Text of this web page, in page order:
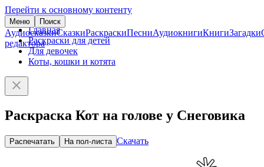
Перейти к основному контенту
Меню Поиск
АудиосказкиСказкиРаскраскиПесниАудиокнигиКнигиЗагадки
редактора
Главная
Раскраски для детей
Для девочек
Коты, кошки и котята
Раскраска Кот на голове у Снеговика
Распечатать На пол-листа Скачать